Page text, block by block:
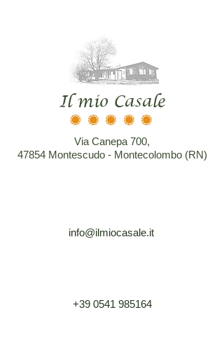
Il mio Casale
Via Canepa 700,
47854 Montescudo - Montecolombo (RN)
info@ilmiocasale.it
+39 0541 985164